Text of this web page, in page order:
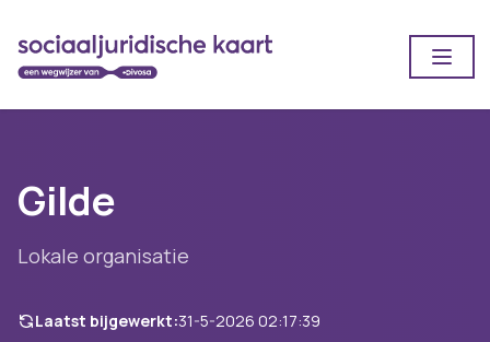
Gilde
Lokale organisatie
Laatst bijgewerkt:31-5-2026 02:17:39